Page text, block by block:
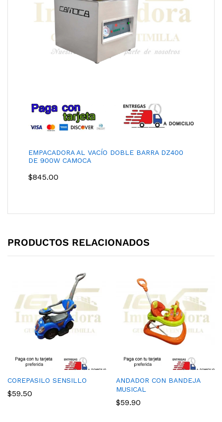
EMPACADORA AL VACÍO DOBLE BARRA DZ400
DE 900W CAMOCA
$845.00
PRODUCTOS RELACIONADOS
COREPASILO SENSILLO
$59.50
ANDADOR CON BANDEJA
MUSICAL
$59.90